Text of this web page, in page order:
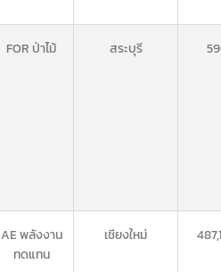
FOR ป่าไม้ สระบุรี
AE พลังงาน
ทดแทน
เชียงใหม่